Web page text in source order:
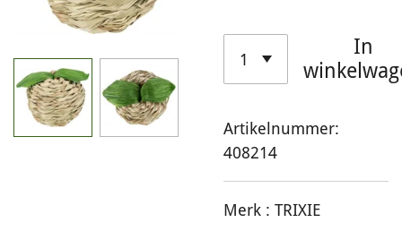
In
Artikelnummer:
408214
Merk : TRIXIE